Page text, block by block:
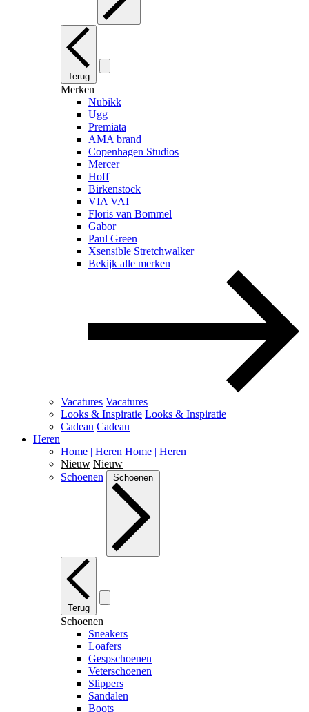
Terug
Merken
Nubikk
Ugg
Premiata
AMA brand
Copenhagen Studios
Mercer
Hoff
Birkenstock
VIA VAI
Floris van Bommel
Gabor
Paul Green
Xsensible Stretchwalker
Bekijk alle merken
Vacatures Vacatures
Looks & Inspiratie Looks & Inspiratie
Cadeau Cadeau
Heren
Home | Heren Home | Heren
Nieuw Nieuw
Schoenen
Schoenen
Terug
Schoenen
Sneakers
Loafers
Gespschoenen
Veterschoenen
Slippers
Sandalen
Boots